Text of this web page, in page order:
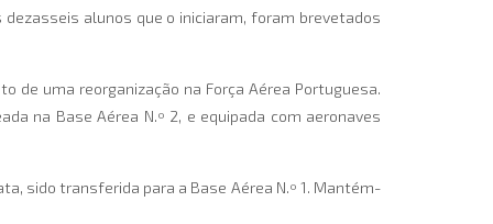
alunos que o iniciaram, foram brevetados
de uma reorganização na Força Aérea Portuguesa.
na Base Aérea N.º 2, e equipada com aeronaves
sido transferida para a Base Aérea N.º 1. Mantém-